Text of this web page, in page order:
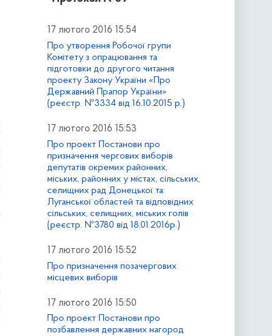
17 лютого 2016 15:54
Про утворення Робочої групи
Комітету з опрацювання та
підготовки до другого читання
проекту Закону України «Про
Державний Прапор України»
(реєстр. №3334 від 16.10.2015 р.)
17 лютого 2016 15:53
Про проект Постанови про
призначення чергових виборів
депутатів окремих районних,
міських, районних у містах, сільських,
селищних рад Донецької та
Луганської областей та відповідних
сільських, селищних, міських голів
(реєстр. №3780 від 18.01.2016р.)
17 лютого 2016 15:52
Про призначення позачергових
місцевих виборів
17 лютого 2016 15:50
Про проект Постанови про
позбавлення державних нагород